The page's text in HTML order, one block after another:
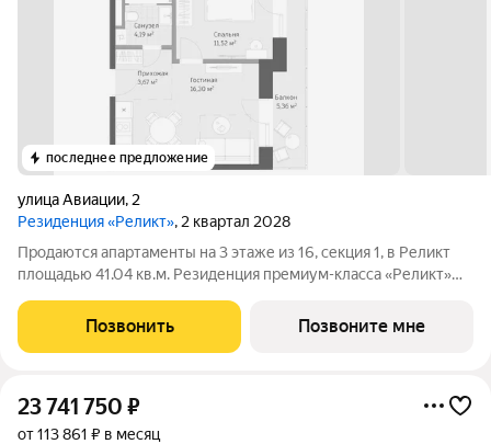
последнее предложение
улица Авиации, 2
Резиденция «Реликт», 2 квартал 2028
Продаются апартаменты на 3 этаже из 16, секция 1, в Реликт
площадью 41.04 кв.м. Резиденция премиум-класса «Реликт»
центре города-курорта, вблизи Курортного бульвара и
Нарзанной галереи. Проект
Позвонить Позвоните мне
23 741 750 ₽
от 113 861 ₽ в месяц